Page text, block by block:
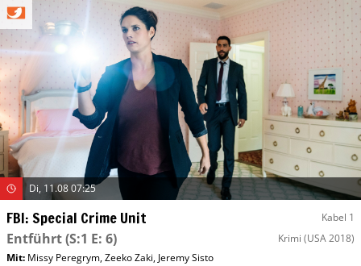
Di, 11.08 07:25
FBI: Special Crime Unit Kabel 1
Entführt(S:1 E: 6) Krimi (USA 2018)
Mit: Missy Peregrym,Zeeko Zaki, Jeremy Sisto